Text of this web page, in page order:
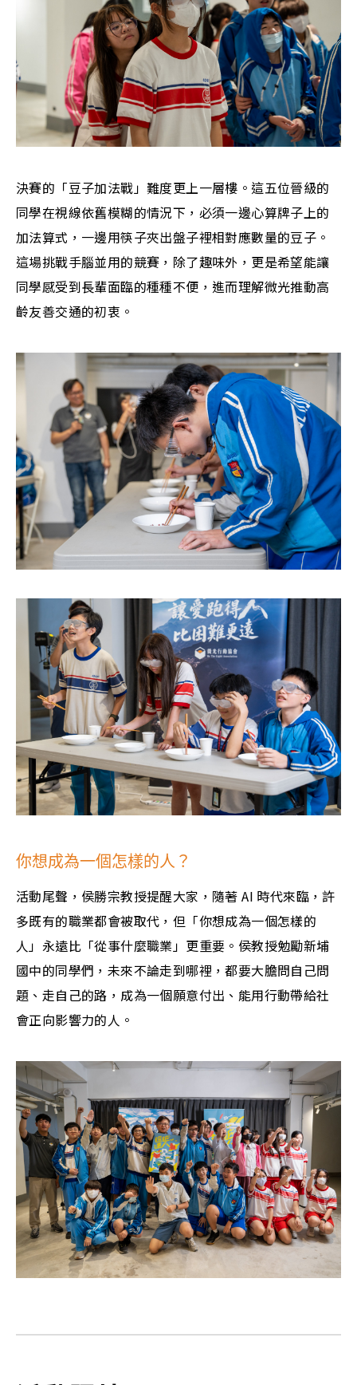
決賽的「豆子加法戰」難度更上一層樓。這五位晉級的
同學在視線依舊模糊的情況下，必須一邊心算牌子上的
加法算式，一邊用筷子夾出盤子裡相對應數量的豆子。
這場挑戰手腦並用的競賽，除了趣味外，更是希望能讓
同學感受到長輩面臨的種種不便，進而理解微光推動高
齡友善交通的初衷。
你想成為一個怎樣的人？
活動尾聲，侯勝宗教授提醒大家，隨著 AI 時代來臨，許
多既有的職業都會被取代，但「你想成為一個怎樣的
人」永遠比「從事什麼職業」更重要。侯教授勉勵新埔
國中的同學們，未來不論走到哪裡，都要大膽問自己問
題、走自己的路，成為一個願意付出、能用行動帶給社
會正向影響力的人。